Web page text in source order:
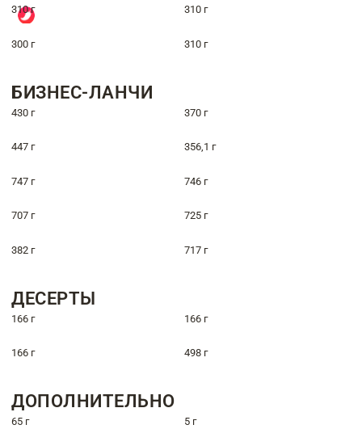
310 г 310 г
300 г 310 г
БИЗНЕС-ЛАНЧИ
430 г 370 г
447 г 356,1 г
747 г 746 г
707 г 725 г
382 г 717 г
ДЕСЕРТЫ
166 г 166 г
166 г 498 г
ДОПОЛНИТЕЛЬНО
65 г 5 г